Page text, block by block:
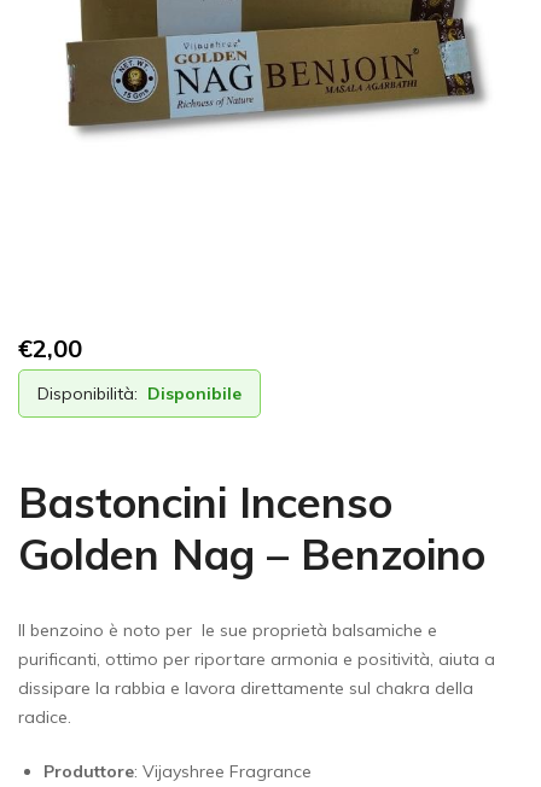
€2,00
Disponibilità: Disponibile
Bastoncini Incenso
Golden Nag – Benzoino
Il benzoino è noto per le sue proprietà balsamiche e
purificanti, ottimo per riportare armonia e positività, aiuta a
dissipare la rabbia e lavora direttamente sul chakra della
radice.
Produttore: Vijayshree Fragrance